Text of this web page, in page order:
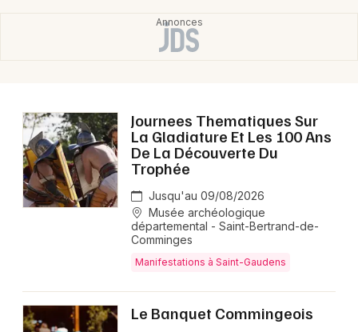
Journees Thematiques Sur
La Gladiature Et Les 100 Ans
De La Découverte Du
Trophée
Jusqu'au 09/08/2026
Musée archéologique
départemental - Saint-Bertrand-de-
Comminges
Manifestations à Saint-Gaudens
Le Banquet Commingeois